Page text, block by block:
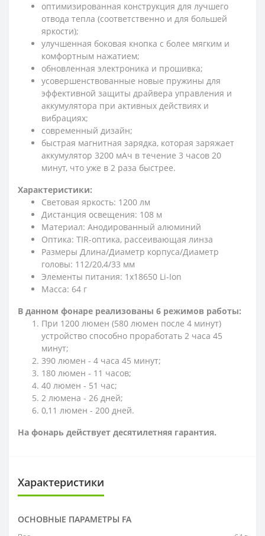
оптимизированная конструкция для лучшего
отвода тепла (соответственно и для большей
яркости);
улучшенная боковая кнопка с более мягким и
комфортным нажатием;
обновленная электроника и прошивка;
усовершенствованные новые пружины для
эффективной защиты драйвера управления и
аккумулятора при активных действиях и
вибрациях;
современный дизайн;
быстрая магнитная зарядка, которая заряжает
аккумулятор 3200 мАч в течение 3 часов 20
минут, что уже в 2 раза быстрее.
Характеристики:
Световая яркость: 1200 лм
Дистанция освещения: 108 м
Материал: Анодированный алюминий
Оптика: TIR-оптика, рассеивающая линза
Размеры Длина/Диаметр корпуса/Диаметр
головы: 112/20,4/33 мм
Элементы питания: 1x18650 Li-Ion
Масса: 64 г
В данном фонаре реализованы 6 режимов работы:
При 1200 люмен (580 люмен после 4 минут)
устройство способно проработать 2 часа 45
минут;
390 люмен - 4 часа 45 минут;
180 люмен - 11 часов;
40 люмен - 51 час;
2 люмена - 26 дней;
0,11 люмен - 200 дней.
На фонарь действует десятилетняя гарантия.
Характеристики
ОСНОВНЫЕ ПАРАМЕТРЫ FA